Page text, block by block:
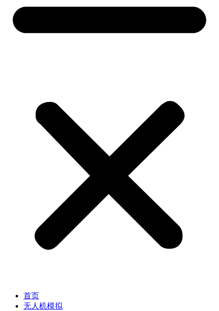
首页
无人机模拟